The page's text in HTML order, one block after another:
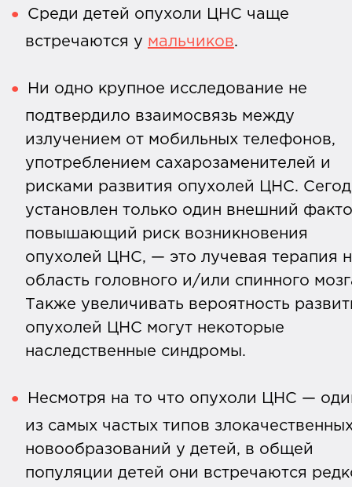
Среди детей опухоли ЦНС чаще
встречаются у мальчиков.
Ни одно крупное исследование не
подтвердило взаимосвязь между
излучением от мобильных телефонов,
употреблением сахарозаменителей и
рисками развития опухолей ЦНС.
установлен только один внешний
повышающий риск возникновения
опухолей ЦНС, — это лучевая терапия
область головного и/или спинного
Также увеличивать вероятность
опухолей ЦНС могут некоторые
наследственные синдромы.
Несмотря на то что опухоли ЦНС —
из самых частых типов
новообразований у детей, в общей
популяции детей они встречаются